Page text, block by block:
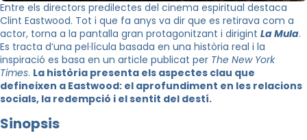
Entre els directors predilectes del cinema espiritual destaca
Clint Eastwood. Tot i que fa anys va dir que es retirava com a
actor, torna a la pantalla gran protagonitzant i dirigint LaMula.
Es tracta d’una pel·lícula basada en una història real i la
inspiració es basa en un article publicat per The New York
Times. La història presenta els aspectes clau que
defineixen a Eastwood: el aprofundiment en les relacions
socials, la redempció i el sentit del destí.
Sinopsis